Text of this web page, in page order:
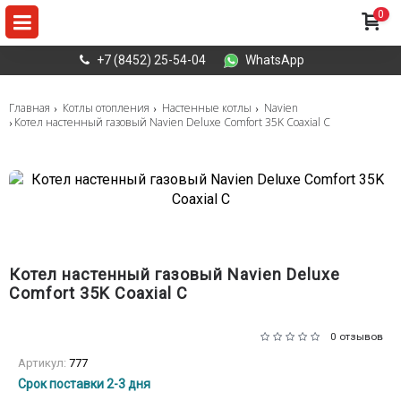
+7 (8452) 25-54-04 WhatsApp
0
Главная Котлы отопления Настенные котлы
Navien
Котел настенный газовый Navien Deluxe Comfort 35K Coaxial C
Котел настенный газовый Navien Deluxe
Comfort 35K Coaxial C
0 отзывов
Артикул: 777
Срок поставки 2-3 дня